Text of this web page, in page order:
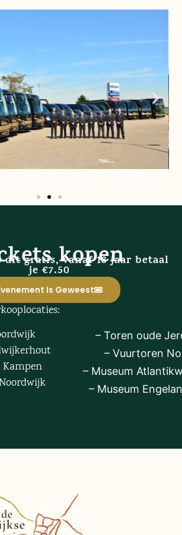
kopen
dit gratis, vanaf 18 jaar betaal
je €7.50
Is Geweest
– Toren oude
– Vuurtoren
– Museum
– Museum